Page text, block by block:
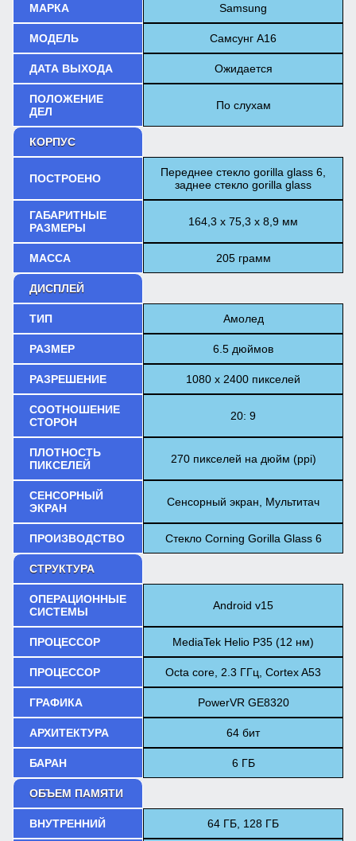
МАРКА Samsung
МОДЕЛЬ Самсунг А16
ДАТА ВЫХОДА Ожидается
ПОЛОЖЕНИЕ
ДЕЛ
По слухам
КОРПУС
ПОСТРОЕНО
Переднее стекло gorilla glass 6,
заднее стекло gorilla glass
ГАБАРИТНЫЕ
РАЗМЕРЫ
164,3 х 75,3 х 8,9 мм
МАССА 205 грамм
ДИСПЛЕЙ
ТИП Амолед
РАЗМЕР 6.5 дюймов
РАЗРЕШЕНИЕ 1080 x 2400 пикселей
СООТНОШЕНИЕ
СТОРОН
20: 9
ПЛОТНОСТЬ
ПИКСЕЛЕЙ
270 пикселей на дюйм (ppi)
СЕНСОРНЫЙ
ЭКРАН
Сенсорный экран, Мультитач
ПРОИЗВОДСТВО Стекло Corning Gorilla Glass 6
СТРУКТУРА
ОПЕРАЦИОННЫЕ
СИСТЕМЫ
Android v15
ПРОЦЕССОР MediaTek Helio P35 (12 нм)
ПРОЦЕССОР Octa core, 2.3 ГГц, Cortex A53
ГРАФИКА PowerVR GE8320
АРХИТЕКТУРА 64 бит
БАРАН 6 ГБ
ОБЪЕМ ПАМЯТИ
ВНУТРЕННИЙ 64 ГБ, 128 ГБ